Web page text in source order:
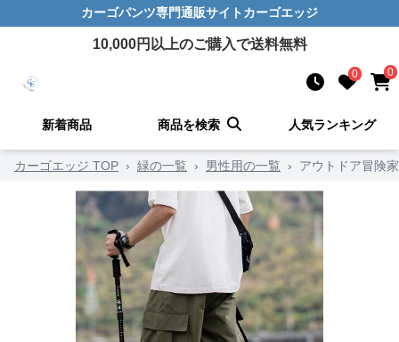
カーゴパンツ専門通販サイト カーゴエッジ
10,000円以上のご購入で送料無料
0 0
新着商品 商品を検索 人気ランキング
カーゴエッジ TOP › 緑の一覧 › 男性用の一覧 › アウトドア冒険